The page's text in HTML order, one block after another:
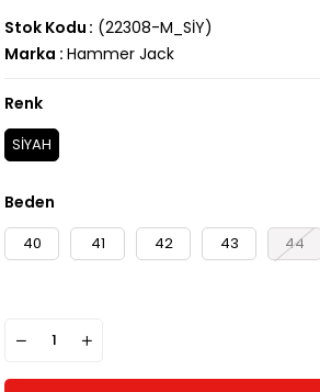
(22308-M_SİY)
Stok Kodu
Marka : Hammer Jack
Renk
SİYAH
Beden
40 41 42 43 44